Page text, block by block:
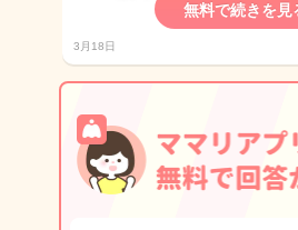
無料で続きを見
3月18日